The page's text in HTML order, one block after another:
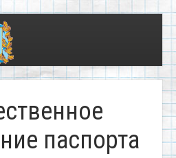
паспорта